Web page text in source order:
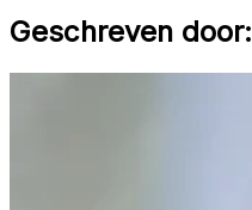
Geschreven door: